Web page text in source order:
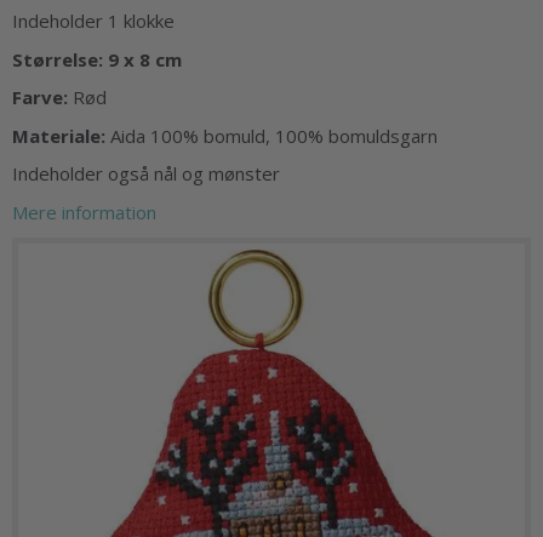
Indeholder 1 klokke
Størrelse: 9 x 8 cm
Farve: Rød
Materiale: Aida 100% bomuld, 100% bomuldsgarn
Indeholder også nål og mønster
Mere information